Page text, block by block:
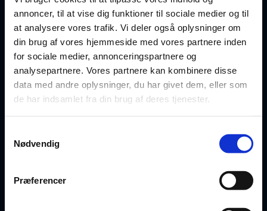
annoncer, til at vise dig funktioner til sociale medier og til
at analysere vores trafik. Vi deler også oplysninger om
din brug af vores hjemmeside med vores partnere inden
for sociale medier, annonceringspartnere og
analysepartnere. Vores partnere kan kombinere disse
data med andre oplysninger, du har givet dem, eller som
de har indsamlet fra din brug af deres tjenester.
Nødvendig
Præferencer
Indtast din e-mail
Tilmeld nyhedsbrev